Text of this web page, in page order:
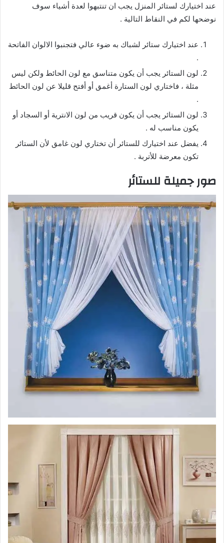
عند اختيارك لستائر المنزل يجب ان تنتبهوا لعدة أشياء سوف
نوضحها لكم في النقاط التالية .
عند اختيارك ستائر لشباك به ضوء عالي فتجنبوا الالوان الفاتحة
.
لون الستائر يجب أن يكون متناسق مع لون الحائط ولكن ليس
مثلة ، فاختاري لون الستارة أغمق أو أفتح قليلا عن لون الحائط
.
لون الستائر يجب أن يكون قريب من لون الانترية أو السجاد أو
يكون مناسب له .
يفضل عند اختيارك للستائر أن تختاري لون غامق لأن الستائر
تكون معرضة للأتربة .
صور جميلة للستائر